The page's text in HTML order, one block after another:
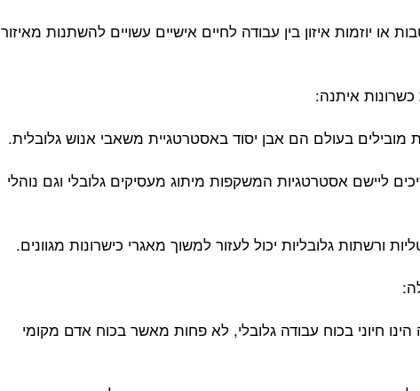
או יוזמות איזון בין עבודה לחיים אישיים עשויים להשתנות מאיזור
מובילים בעולם הם אבן יסוד באסטרטגיית משאבי אנוש גלובלית.
ליישם אסטרטגיות המשקפות מיתוג מעסיקים גלובלי וגם נוהלי
ורשתות גלובליות יכול לעזור למשוך מאגרי כישרונות מגוונים.
הינו חיוני בכוח עבודה גלובלי, לא פחות מאשר בכוח אדם מקומי